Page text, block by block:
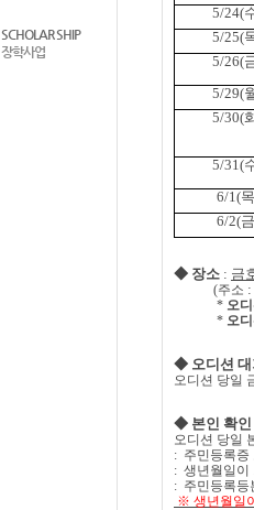
SCHOLAR SHIP
장학사업
5/24(
5/25(
5/26(
5/29(
5/30(
5/31(
6/1(목
6/2(금
◆ 장소 : 금
(주소 :
* 오
* 오
◆ 오디션 대
오디션 당일
◆ 본인 확
오디션 당일
: 주민등록증
: 생년월일이
: 주민등록등
※ 생년월일